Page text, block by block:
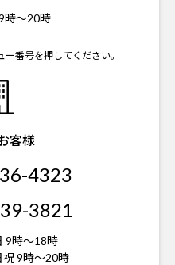
時～20時
番号を押してください。
客様
4323
3821
9時～18時
祝 9時～20時